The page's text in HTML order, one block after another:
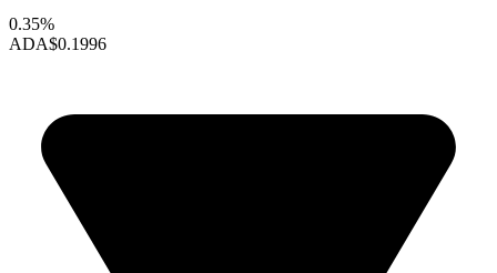
0.35%
ADA$0.1996